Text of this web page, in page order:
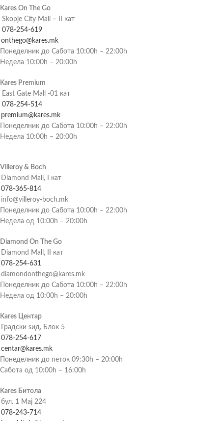
Kares On The Go
Skopje City Mall – II кат
078-254-619
onthego@kares.mk
Понеделник до Сабота 10:00h – 22:00h
Недела 10:00h – 20:00h
Kares Premium
East Gate Mall -01 кат
078-254-514
premium@kares.mk
Понеделник до Сабота 10:00h – 22:00h
Недела 10:00h – 20:00h
Villeroy & Boch
Diamond Mall, I кат
078-365-814
info@villeroy-boch.mk
Понеделник до Сабота 10:00h – 22:00h
Недела од 10:00h – 20:00h
Diamond On The Go
Diamond Mall, II кат
078-254-631
diamondonthego@kares.mk
Понеделник до Сабота 10:00h – 22:00h
Недела од 10:00h – 20:00h
Kares Центар
Градски ѕид, Блок 5
078-254-617
centar@kares.mk
Понеделник до петок 09:30h – 20:00h
Сабота од 10:00h – 16:00h
Kares Битола
бул. 1 Мај 224
078-243-714